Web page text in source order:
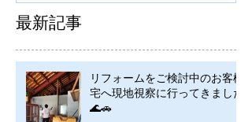
最新記事
リフォームをご検討中のお客様
宅へ現地視察に行ってきました
🌊🚗